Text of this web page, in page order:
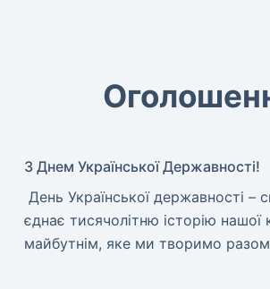
З Днем Української Державності!
День Української державності –
єднає тисячолітню історію нашої
майбутнім, яке ми творимо